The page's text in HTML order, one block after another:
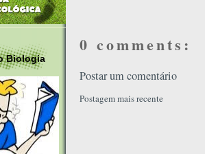
Biologia
0 comments:
Postar um comentário
Postagem mais recente